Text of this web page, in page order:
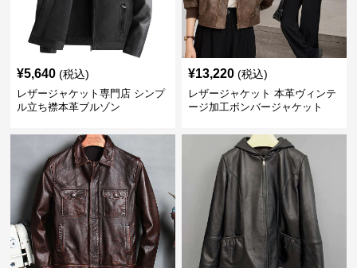
¥5,640 (税込)
レザージャケット専門店 シンプ
ル立ち襟本革ブルゾン
¥13,220 (税込)
レザージャケット 本革ヴィンテ
ージ加工ボンバージャケット